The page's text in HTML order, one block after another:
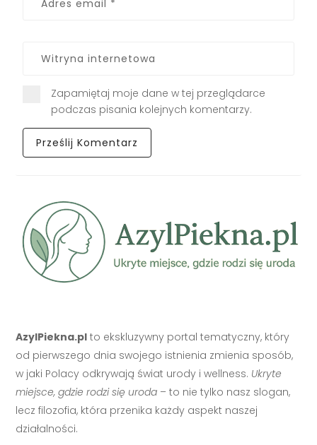
Zapamiętaj moje dane w tej przeglądarce
podczas pisania kolejnych komentarzy.
AzylPiekna.pl to ekskluzywny portal tematyczny, który
od pierwszego dnia swojego istnienia zmienia sposób,
w jaki Polacy odkrywają świat urody i wellness. Ukryte
miejsce, gdzie rodzi się uroda – to nie tylko nasz slogan,
lecz filozofia, która przenika każdy aspekt naszej
działalności.